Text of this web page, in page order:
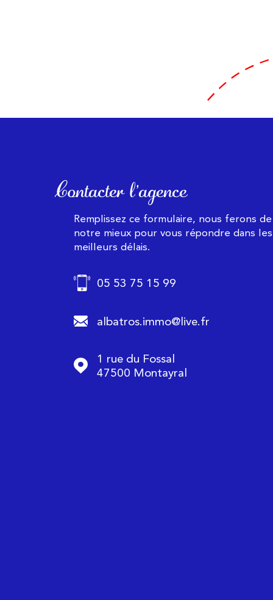
Contacter l'agence
Remplissez ce formulaire, nous ferons de
notre mieux pour vous répondre dans les
meilleurs délais.
05 53 75 15 99
albatros.immo@live.fr
1 rue du Fossal
47500
Montayral